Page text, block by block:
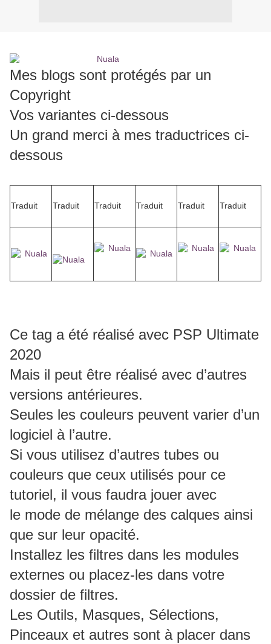
Mes blogs sont protégés par un
Copyright
Vos variantes ci-dessous
Un grand merci à mes traductrices ci-
dessous
Traduit Traduit Traduit Traduit Traduit Traduit
Ce tag a été réalisé avec PSP Ultimate
2020
Mais il peut être réalisé avec d’autres
versions antérieures.
Seules les couleurs peuvent varier d’un
logiciel à l’autre.
Si vous utilisez d’autres tubes ou
couleurs que ceux utilisés pour ce
tutoriel, il vous faudra jouer avec
le mode de mélange des calques ainsi
que sur leur opacité.
Installez les filtres dans les modules
externes ou placez-les dans votre
dossier de filtres.
Les Outils, Masques, Sélections,
Pinceaux et autres sont à placer dans